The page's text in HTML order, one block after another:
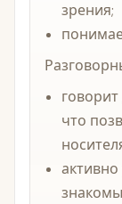
зрения;
что
активно